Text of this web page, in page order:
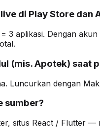
di Play Store dan
3 aplikasi. Dengan
(mis. Apotek) saat
Luncurkan dengan
sumber?
situs React / Flutter